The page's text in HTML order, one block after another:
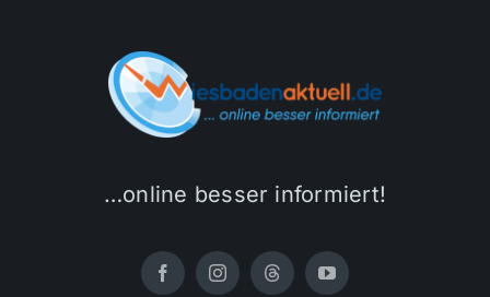
…online besser informiert!